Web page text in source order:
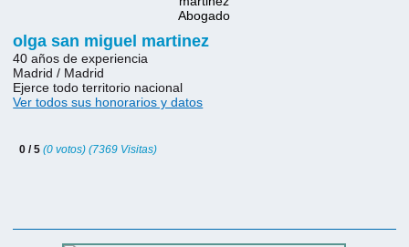
olga san miguel martinez
40 años de experiencia
Madrid / Madrid
Ejerce todo territorio nacional
Ver todos sus honorarios y datos
0 / 5(0 votos) (7369 Visitas)